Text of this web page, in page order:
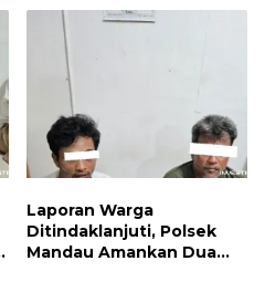
Laporan Warga
Ditindaklanjuti, Polsek
Mandau Amankan Dua